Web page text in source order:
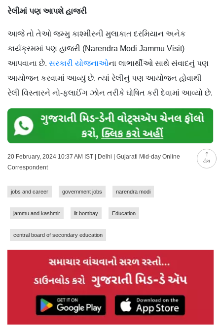
ટોચ
રેલીમાં પણ આપશે હાજરી
આજે તો તેઓ જમ્મુ કાશ્મીરની મુલાકાત દરમિયાન અનેક
કાર્યક્રમમાં પણ હાજરી (Narendra Modi Jammu Visit)
આપવાના છે. સરકારી યોજનાઓના લાભાર્થીઓ સાથે સંવાદનું પણ
આયોજન કરવામાં આવ્યું છે. ત્યાં રેલીનું પણ આયોજન હોવાથી
રેલી વિસ્તારને નો-ફ્લાઈંગ ઝોન તરીકે ઘોષિત કરી દેવામાં આવ્યો છે.
20 February, 2024 10:37 AM IST | Delhi | Gujarati Mid-day Online
Correspondent
jobs and career government jobs narendra modi
jammu and kashmir iit bombay Education
central board of secondary education